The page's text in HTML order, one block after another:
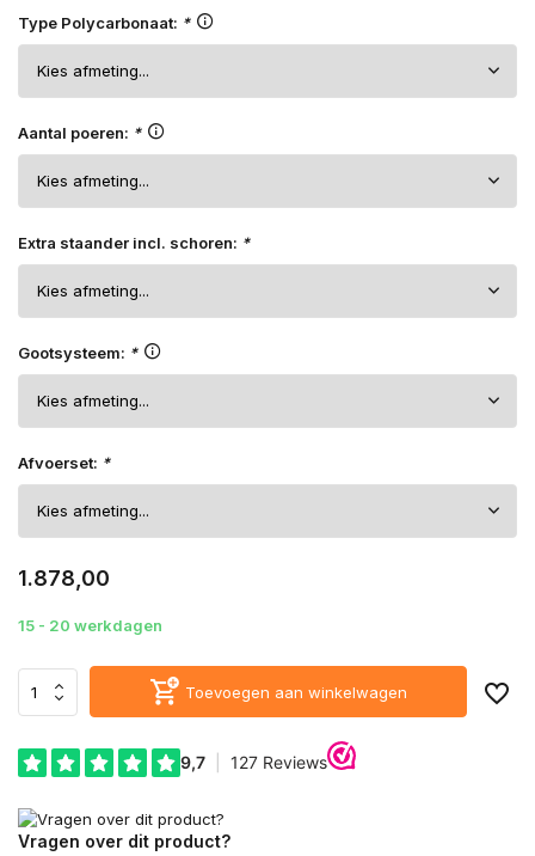
Type Polycarbonaat: *
Aantal poeren: *
Extra staander incl. schoren: *
Gootsysteem: *
Afvoerset: *
1.878,00
15 - 20 werkdagen
Toevoegen aan winkelwagen
Vragen over dit product?